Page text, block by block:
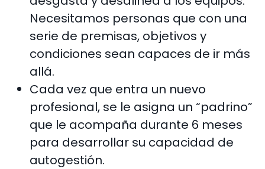
Necesitamos personas que con una
serie de premisas, objetivos y
condiciones sean capaces de ir más
allá.
Cada vez que entra un nuevo
profesional, se le asigna un “padrino”
que le acompaña durante 6 meses
para desarrollar su capacidad de
autogestión.